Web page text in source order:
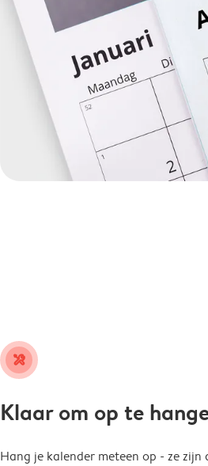
tools
Klaar om op te
Hang je kalender meteen op - ze